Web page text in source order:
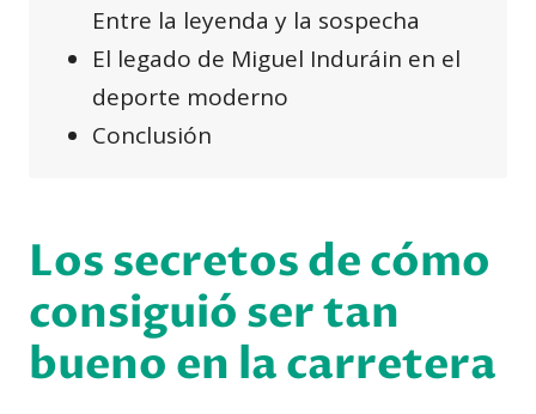
Entre la leyenda y la sospecha
El legado de Miguel Induráin en el
deporte moderno
Conclusión
Los secretos de cómo
consiguió ser tan
bueno en la carretera